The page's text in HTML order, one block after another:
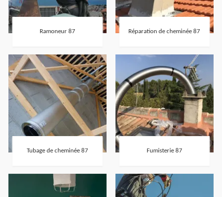
Ramoneur 87 Réparation de cheminée 87
Tubage de cheminée 87 Fumisterie 87